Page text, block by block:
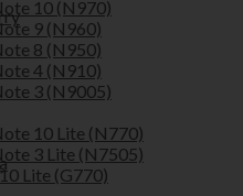
10 (N970)
9 (N960)
8 (N950)
4 (N910)
3 (N9005)
10 Lite (N770)
3 Lite (N7505)
Lite (G770)